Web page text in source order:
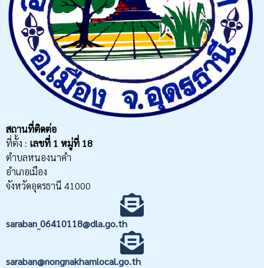
สถานที่ติดต่อ
ที่ตั้ง : เลขที่ 1 หมู่ที่ 18
ตำบลหนองนาคำ
อำเภอเมือง
จังหวัดอุดรธานี 41000
saraban_06410118@dla.go.th
saraban@nongnakhamlocal.go.th